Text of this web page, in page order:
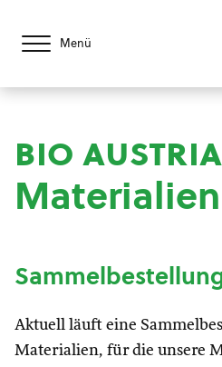
Menü
bio austria
Materialien
Aktuell läuft eine
Materialien, für die unsere